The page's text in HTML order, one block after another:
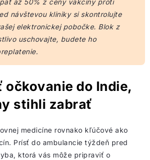
až 50% z ceny vakcíny proti
návštevou kliniky si skontrolujte
elektronickej pobočke. Blok z
uschovajte, budete ho
očkovanie do Indie,
stihli zabrať
medicíne rovnako kľúčové ako
Prísť do ambulancie týždeň pred
ktorá vás môže pripraviť o